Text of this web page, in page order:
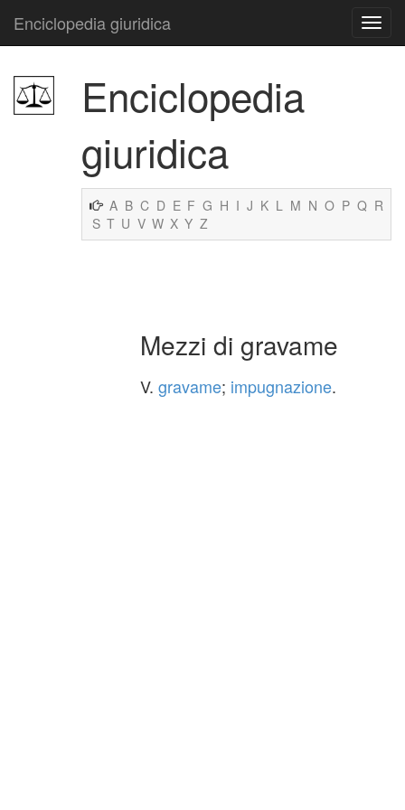
Enciclopedia giuridica
Enciclopedia
giuridica
A B C D E F G H I J K L M N O P Q R
S T U V W X Y Z
Mezzi di gravame
V. gravame; impugnazione.